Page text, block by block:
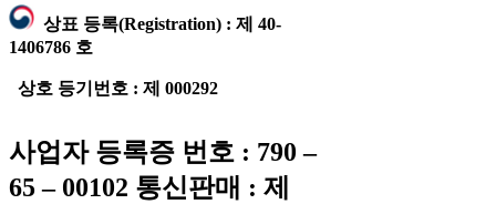
상표 등록(Registration) : 제 40-
1406786 호
상호 등기번호 : 제 000292
사업자 등록증 번호 : 790 –
65 – 00102 통신판매 : 제